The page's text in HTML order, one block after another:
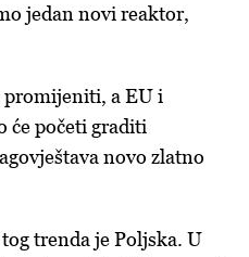
jedan novi reaktor,
promijeniti, a EU i
će početi graditi
novo zlatno
trenda je Poljska. U